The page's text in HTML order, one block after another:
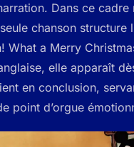
Dans ce
chanson structure
What a Merry
elle apparaît
en conclusion,
point d’orgue